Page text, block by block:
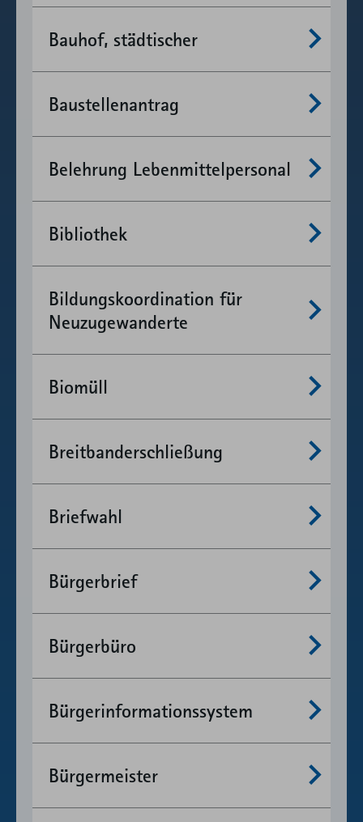
Bauhof, städtischer
Baustellenantrag
Belehrung Lebenmittelpersonal
Bibliothek
Bildungskoordination für
Neuzugewanderte
Biomüll
Breitbanderschließung
Briefwahl
Bürgerbrief
Bürgerbüro
Bürgerinformationssystem
Bürgermeister